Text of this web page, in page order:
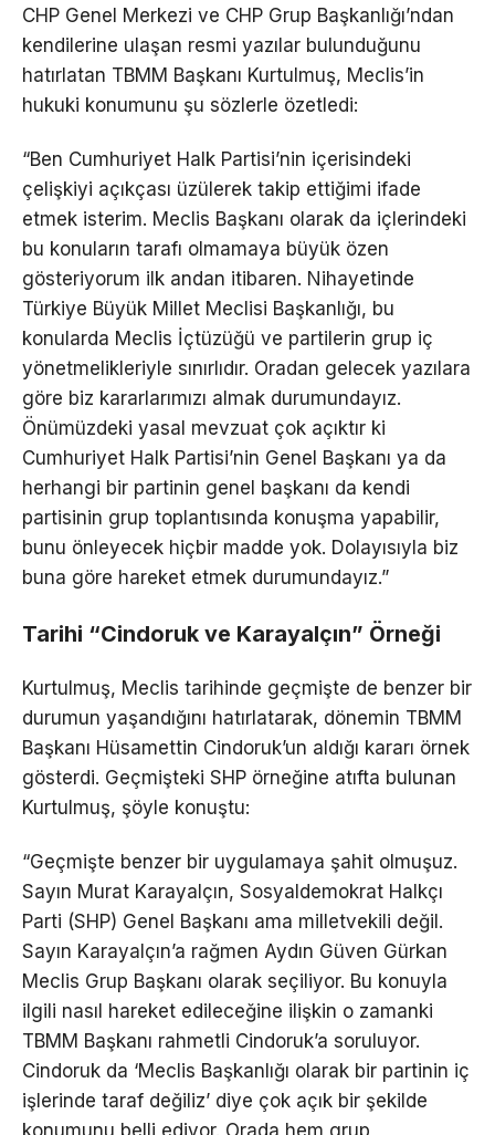
CHP Genel Merkezi ve CHP Grup Başkanlığı’ndan
kendilerine ulaşan resmi yazılar bulunduğunu
hatırlatan TBMM Başkanı Kurtulmuş, Meclis’in
hukuki konumunu şu sözlerle özetledi:
“Ben Cumhuriyet Halk Partisi’nin içerisindeki
çelişkiyi açıkçası üzülerek takip ettiğimi ifade
etmek isterim. Meclis Başkanı olarak da içlerindeki
bu konuların tarafı olmamaya büyük özen
gösteriyorum ilk andan itibaren. Nihayetinde
Türkiye Büyük Millet Meclisi Başkanlığı, bu
konularda Meclis İçtüzüğü ve partilerin grup iç
yönetmelikleriyle sınırlıdır. Oradan gelecek yazılara
göre biz kararlarımızı almak durumundayız.
Önümüzdeki yasal mevzuat çok açıktır ki
Cumhuriyet Halk Partisi’nin Genel Başkanı ya da
herhangi bir partinin genel başkanı da kendi
partisinin grup toplantısında konuşma yapabilir,
bunu önleyecek hiçbir madde yok. Dolayısıyla biz
buna göre hareket etmek durumundayız.”
Tarihi “Cindoruk ve Karayalçın” Örneği
Kurtulmuş, Meclis tarihinde geçmişte de benzer bir
durumun yaşandığını hatırlatarak, dönemin TBMM
Başkanı Hüsamettin Cindoruk’un aldığı kararı örnek
gösterdi. Geçmişteki SHP örneğine atıfta bulunan
Kurtulmuş, şöyle konuştu:
“Geçmişte benzer bir uygulamaya şahit olmuşuz.
Sayın Murat Karayalçın, Sosyaldemokrat Halkçı
Parti (SHP) Genel Başkanı ama milletvekili değil.
Sayın Karayalçın’a rağmen Aydın Güven Gürkan
Meclis Grup Başkanı olarak seçiliyor. Bu konuyla
ilgili nasıl hareket edileceğine ilişkin o zamanki
TBMM Başkanı rahmetli Cindoruk’a soruluyor.
Cindoruk da ‘Meclis Başkanlığı olarak bir partinin iç
işlerinde taraf değiliz’ diye çok açık bir şekilde
konumunu belli ediyor. Orada hem grup